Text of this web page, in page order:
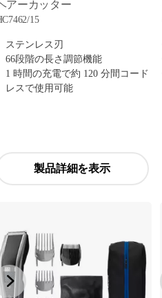
アーカッター
15
ステンレス刃
66段階の長さ調節機能
1 時間の充電で約 120 分間コード
レスで使用可能
製品詳細を表示